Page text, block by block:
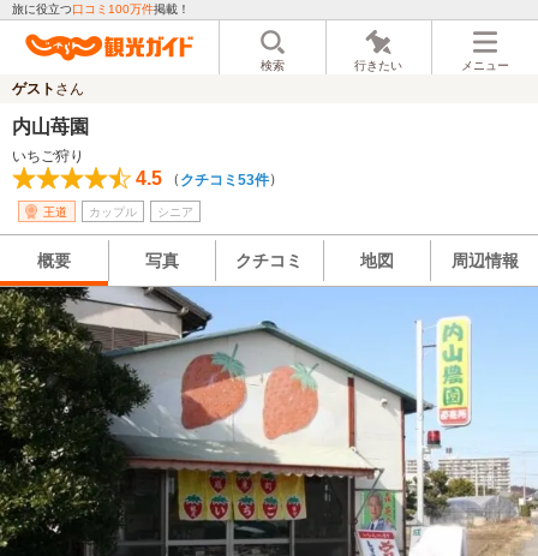
旅に役立つ口コミ100万件掲載！
検索 行きたい メニュー
ゲスト さん
内山苺園
いちご狩り
4.5 （ クチコミ53件）
王道 カップル シニア
概要 写真 クチコミ 地図 周辺情報